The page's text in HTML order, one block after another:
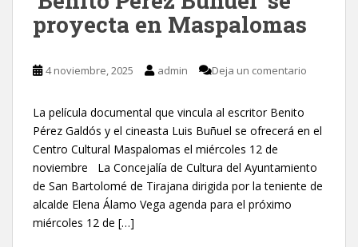
proyecta en Maspalomas
4 noviembre, 2025 admin Deja un comentario
La película documental que vincula al escritor Benito
Pérez Galdós y el cineasta Luis Buñuel se ofrecerá en el
Centro Cultural Maspalomas el miércoles 12 de
noviembre La Concejalía de Cultura del Ayuntamiento
de San Bartolomé de Tirajana dirigida por la teniente de
alcalde Elena Álamo Vega agenda para el próximo
miércoles 12 de […]